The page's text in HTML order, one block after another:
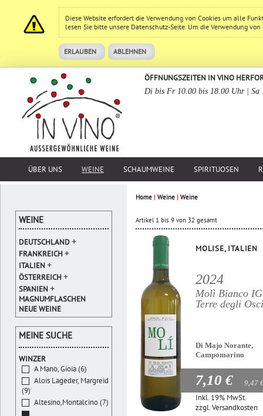
Diese Website erfordert die Verwendung von Cookies um alle
lesen Sie bitte unsere Datenschutz-Seite. Um die Verwendung
ERLAUBEN ABLEHNEN
ÖFFNUNGSZEITEN IN VINO
Di bis Fr 10.00 bis 18.00 Uhr | Sa
ÜBER UNS WEINE SCHAUMWEINE SPIRITUOSEN
Home | Weine | Weine
Artikel 1 bis 9 von 32 gesamt
MOLISE, ITALIEN
2024
Molì Bianco
Terre degli Osci
Di Majo Norante,
Campomarino
7,10 € 9,47
Inkl. 19% MwSt.
zzgl.Versandkosten
WEINE
DEUTSCHLAND+
FRANKREICH+
ITALIEN+
ÖSTERREICH+
SPANIEN+
MAGNUMFLASCHEN
NEUE WEINE
MEINE SUCHE
WINZER
A Mano, Gioia (6)
Alois Lageder, Margreid
(9)
Altesino,Montalcino (7)